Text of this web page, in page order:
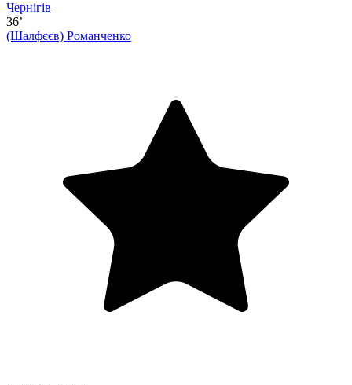
Чернігів
36’
(Шалфєєв) Романченко